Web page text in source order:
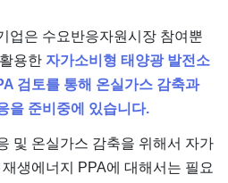
업은 수요반응자원시장 참여뿐
용한 자가소비형 태양광 발전소
검토를 통해 온실가스 감축과
을 준비중에 있습니다.
및 온실가스 감축을 위해서 자가
생에너지 PPA에 대해서는 필요